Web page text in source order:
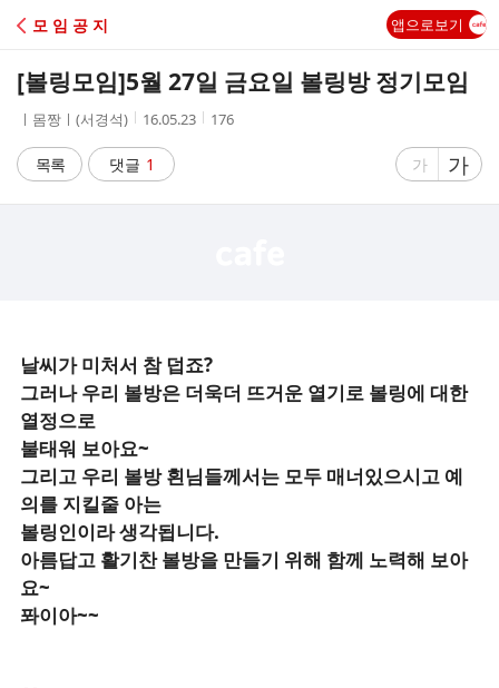
C
A
모 임 공 지 앱으로보기
[볼링모임]5월 27일 금요일 볼링방 정기모임
작
자
ㅣ몸짱ㅣ(서경석)
작
시
간
16.05.23
조
176
목록 댓글 1
글
가
글
자
가
날씨가 미처서 참 덥죠?
그러나 우리 볼방은 더욱더 뜨거운 열기로 볼링에 대한
열정으로
불태워 보아요~
그리고 우리 볼방 횐님들께서는 모두 매너있으시고 예
의를 지킬줄 아는
볼링인이라 생각됩니다.
아름답고 활기찬 볼방을 만들기 위해 함께 노력해 보아
요~
퐈이아~~